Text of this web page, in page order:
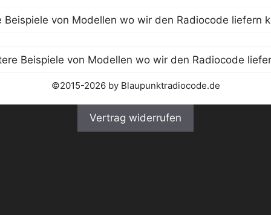
©2015-2026 by Blaupunktradiocode.de
Vertrag widerrufen